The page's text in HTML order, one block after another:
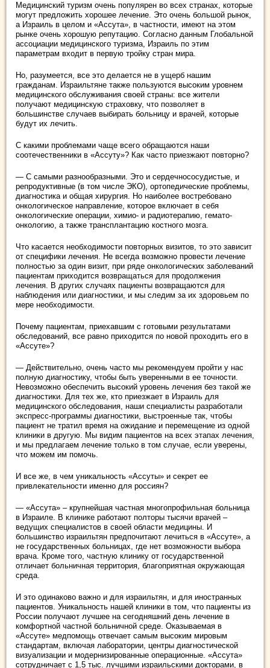
Медицинский туризм очень популярен во всех странах, которые
могут предложить хорошее лечение. Это очень большой рынок,
а Израиль в целом и «Ассута», в частности, имеют на этом
рынке очень хорошую репутацию. Согласно данным Глобальной
ассоциации медицинского туризма, Израиль по этим
параметрам входит в первую тройку стран мира.
Но, разумеется, все это делается не в ущерб нашим
гражданам. Израильтяне также пользуются высоким уровнем
медицинского обслуживания своей страны: все жители
получают медицинскую страховку, что позволяет в
большинстве случаев выбирать больницу и врачей, которые
будут их лечить.
С какими проблемами чаще всего обращаются наши
соотечественники в «Ассуту»? Как часто приезжают повторно?
— С самыми разнообразными. Это и сердечнососудистые, и
репродуктивные (в том числе ЭКО), ортопедические проблемы,
диагностика и общая хирургия. Но наиболее востребовано
онкологическое направление, которое включает в себя
онкологические операции, химио- и радиотерапию, гемато-
онкологию, а также трансплантацию костного мозга.
Что касается необходимости повторных визитов, то это зависит
от специфики лечения. Не всегда возможно провести лечение
полностью за один визит, при ряде онкологических заболеваний
пациентам приходится возвращаться для продолжения
лечения. В других случаях пациенты возвращаются для
наблюдения или диагностики, и мы следим за их здоровьем по
мере необходимости.
Почему пациентам, приехавшим с готовыми результатами
обследований, все равно приходится по новой проходить его в
«Ассуте»?
— Действительно, очень часто мы рекомендуем пройти у нас
полную диагностику, чтобы быть уверенными в ее точности.
Невозможно обеспечить высокий уровень лечения без такой же
диагностики. Для тех же, кто приезжает в Израиль для
медицинского обследования, наши специалисты разработали
экспресс-программы диагностики, выстроенные так, чтобы
пациент не тратил время на ожидание и перемещение из одной
клиники в другую. Мы видим пациентов на всех этапах лечения,
и мы предлагаем лечение только в том случае, если уверены,
что можем им помочь.
И все же, в чем уникальность «Ассуты» и секрет ее
привлекательности именно для россиян?
— «Ассута» – крупнейшая частная многопрофильная больница
в Израиле. В клинике работают полторы тысячи врачей –
ведущих специалистов в своей области медицины. И
большинство израильтян предпочитают лечиться в «Ассуте», а
не государственных больницах, где нет возможности выбора
врача. Кроме того, частную клинику от государственной
отличает больничная территория, благоприятная окружающая
среда.
И это одинаково важно и для израильтян, и для иностранных
пациентов. Уникальность нашей клиники в том, что пациенты из
России получают лучшее на сегодняшний день лечение в
комфортной частной больничной среде. Оказываемая в
«Ассуте» медпомощь отвечает самым высоким мировым
стандартам, включая лаборатории, центры диагностической
визуализации и модернизированные операционные. «Ассута»
сотрудничает с 1,5 тыс. лучшими израильскими докторами, в